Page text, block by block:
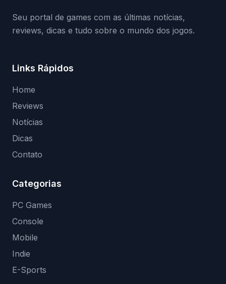
Seu portal de games com as últimas notícias,
reviews, dicas e tudo sobre o mundo dos jogos.
Links Rápidos
Home
Reviews
Notícias
Dicas
Contato
Categorias
PC Games
Console
Mobile
Indie
E-Sports